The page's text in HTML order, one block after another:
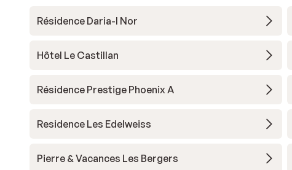
Résidence Daria-I Nor
Hôtel Le Castillan
Résidence Prestige Phoenix A
Residence Les Edelweiss
Pierre & Vacances Les Bergers